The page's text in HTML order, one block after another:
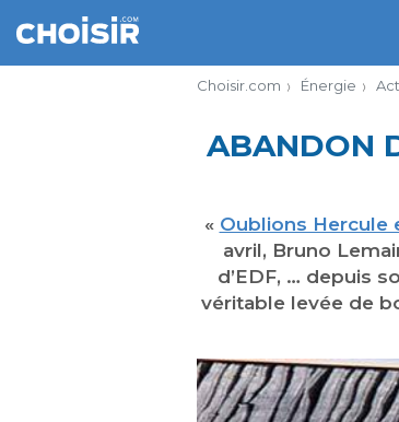
Choisir.com Énergie
ABANDON
« Oublions Hercule
avril, Bruno
d’EDF, … depuis
véritable levée de